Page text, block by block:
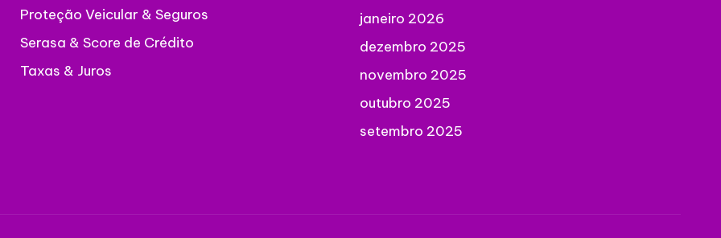
Proteção Veicular & Seguros
Serasa & Score de Crédito
Taxas & Juros
janeiro 2026
dezembro 2025
novembro 2025
outubro 2025
setembro 2025